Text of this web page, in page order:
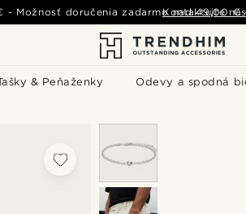
& Peňaženky Odevy a spodná
- Možnosť doručenia zadarmo nad 49,00 €
Kontaktujte nás